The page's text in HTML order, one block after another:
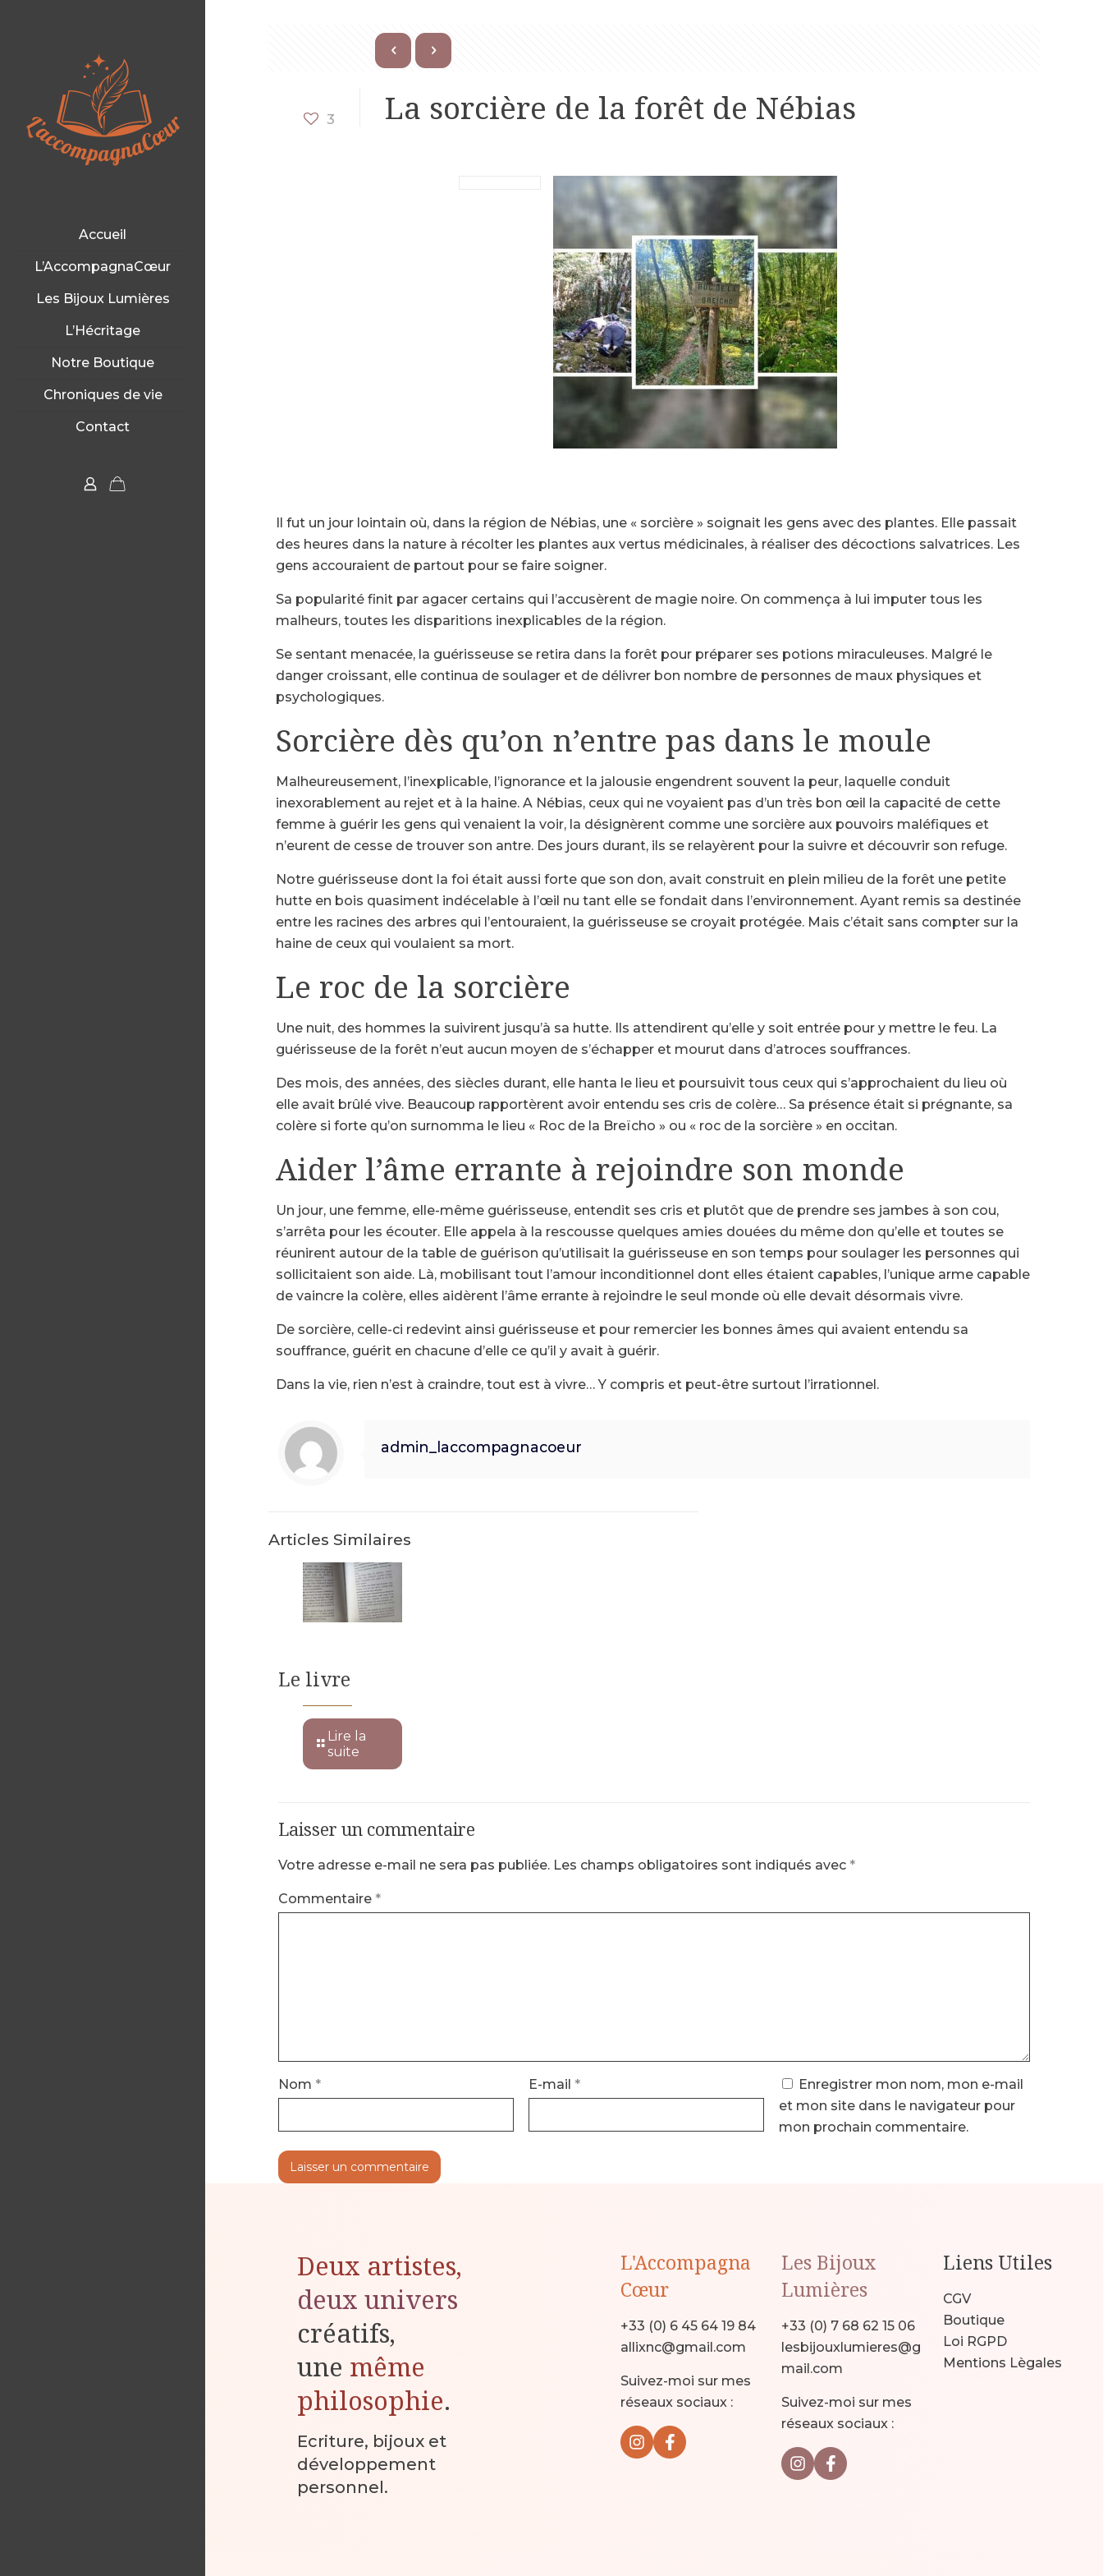
Accueil
L’AccompagnaCœur
Les Bijoux Lumières
L’Hécritage
Notre Boutique
Chroniques de vie
Contact
3 La sorcière de la forêt de Nébias
Il fut un jour lointain où, dans la région de Nébias, une « sorcière » soignait les gens avec des plantes. Elle passait
des heures dans la nature à récolter les plantes aux vertus médicinales, à réaliser des décoctions salvatrices. Les
gens accouraient de partout pour se faire soigner.
Sa popularité finit par agacer certains qui l’accusèrent de magie noire. On commença à lui imputer tous les
malheurs, toutes les disparitions inexplicables de la région.
Se sentant menacée, la guérisseuse se retira dans la forêt pour préparer ses potions miraculeuses. Malgré le
danger croissant, elle continua de soulager et de délivrer bon nombre de personnes de maux physiques et
psychologiques.
Sorcière dès qu’on n’entre pas dans le moule
Malheureusement, l’inexplicable, l’ignorance et la jalousie engendrent souvent la peur, laquelle conduit
inexorablement au rejet et à la haine. A Nébias, ceux qui ne voyaient pas d’un très bon œil la capacité de cette
femme à guérir les gens qui venaient la voir, la désignèrent comme une sorcière aux pouvoirs maléfiques et
n’eurent de cesse de trouver son antre. Des jours durant, ils se relayèrent pour la suivre et découvrir son refuge.
Notre guérisseuse dont la foi était aussi forte que son don, avait construit en plein milieu de la forêt une petite
hutte en bois quasiment indécelable à l’œil nu tant elle se fondait dans l’environnement. Ayant remis sa destinée
entre les racines des arbres qui l’entouraient, la guérisseuse se croyait protégée. Mais c’était sans compter sur la
haine de ceux qui voulaient sa mort.
Le roc de la sorcière
Une nuit, des hommes la suivirent jusqu’à sa hutte. Ils attendirent qu’elle y soit entrée pour y mettre le feu. La
guérisseuse de la forêt n’eut aucun moyen de s’échapper et mourut dans d’atroces souffrances.
Des mois, des années, des siècles durant, elle hanta le lieu et poursuivit tous ceux qui s’approchaient du lieu où
elle avait brûlé vive. Beaucoup rapportèrent avoir entendu ses cris de colère… Sa présence était si prégnante, sa
colère si forte qu’on surnomma le lieu « Roc de la Breïcho » ou « roc de la sorcière » en occitan.
Aider l’âme errante à rejoindre son monde
Un jour, une femme, elle-même guérisseuse, entendit ses cris et plutôt que de prendre ses jambes à son cou,
s’arrêta pour les écouter. Elle appela à la rescousse quelques amies douées du même don qu’elle et toutes se
réunirent autour de la table de guérison qu’utilisait la guérisseuse en son temps pour soulager les personnes qui
sollicitaient son aide. Là, mobilisant tout l’amour inconditionnel dont elles étaient capables, l’unique arme capable
de vaincre la colère, elles aidèrent l’âme errante à rejoindre le seul monde où elle devait désormais vivre.
De sorcière, celle-ci redevint ainsi guérisseuse et pour remercier les bonnes âmes qui avaient entendu sa
souffrance, guérit en chacune d’elle ce qu’il y avait à guérir.
Dans la vie, rien n’est à craindre, tout est à vivre… Y compris et peut-être surtout l’irrationnel.
admin_laccompagnacoeur
Articles Similaires
Le livre
Lire la
suite
Laisser un commentaire
Votre adresse e-mail ne sera pas publiée. Les champs obligatoires sont indiqués avec *
Commentaire *
Nom * E-mail *
Enregistrer mon nom, mon e-mail
et mon site dans le navigateur pour
mon prochain commentaire.
Deux artistes,
deux univers
créatifs,
une même
philosophie.
Ecriture, bijoux et
développement
personnel.
L'Accompagna
Cœur
+33 (0) 6 45 64 19 84
allixnc@gmail.com
Suivez-moi sur mes
réseaux sociaux :
Les Bijoux
Lumières
+33 (0) 7 68 62 15 06
lesbijouxlumieres@g
mail.com
Suivez-moi sur mes
réseaux sociaux :
Liens Utiles
CGV
Boutique
Loi RGPD
Mentions Lègales